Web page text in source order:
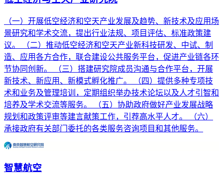
（一）开展低空经济和空天产业发展及趋势、新技术及应用场
景研究和学术交流，提出行业法规、项目评估、标准政策建
议。 （二）推动低空经济和空天产业新科技研发、中试、制
造、应用各方合作，联合建设公共服务平台，促进产业链各环
节协同创新。 （三）搭建研究院成员沟通与合作平台，开展
新技术、新应用、新模式孵化推广。 （四）提供多种专项技
术和业务及管理培训，定期组织举办技术论坛以及人才引智和
培养及学术交流等服务。 （五）协助政府做好产业发展战略
规划和政策评审等建言献策工作，引荐高水平人才。 （六）
承接政府有关部门委托的各类服务咨询项目和其他服务。
智慧航空